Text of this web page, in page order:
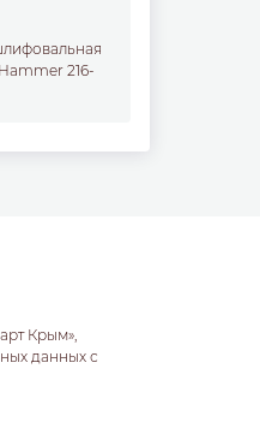
216-
Крым»,
данных с